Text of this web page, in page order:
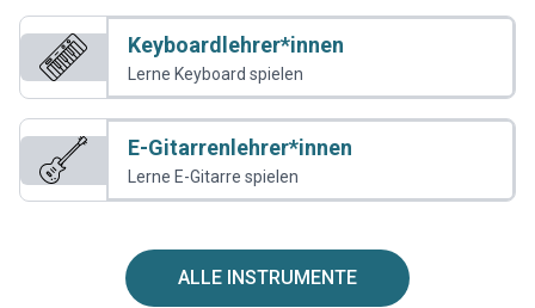
Keyboardlehrer*innen
Lerne Keyboard spielen
E-Gitarrenlehrer*innen
Lerne E-Gitarre spielen
ALLE INSTRUMENTE